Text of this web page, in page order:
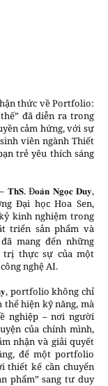
thức về Portfolio:
đã diễn ra trong
cảm hứng, với sự
viên ngành Thiết
trẻ yêu thích sáng
𝐓𝐡𝐒. Đ𝐨𝐚̀𝐧 𝐍𝐠𝐨̣𝐜 𝐃𝐮𝐲,
Đại học Hoa Sen,
kinh nghiệm trong
triển sản phẩm và
mang đến những
trị thực sự của một
nghệ AI.
portfolio không chỉ
thể hiện kỹ năng, mà
nghiệp – nơi người
của chính mình,
nhận và giải quyết
để một portfolio
thiết kế cần chuyển
phẩm” sang tư duy